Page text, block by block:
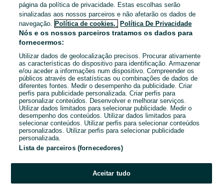
Continuar com o Google
OU
Email
Password
página da política de privacidade. Estas escolhas serão
sinalizadas aos nossos parceiros e não afetarão os dados de
navegação.
Política de cookies, Política De Privacidade
Nós e os nossos parceiros tratamos os dados para
fornecermos:
Utilizar dados de geolocalização precisos. Procurar ativamente
as características do dispositivo para identificação. Armazenar
e/ou aceder a informações num dispositivo. Compreender os
públicos através de estatísticas ou combinações de dados de
diferentes fontes. Medir o desempenho da publicidade. Criar
perfis para publicidade personalizada. Criar perfis para
personalizar conteúdos. Desenvolver e melhorar serviços.
Utilizar dados limitados para selecionar publicidade. Medir o
desempenho dos conteúdos. Utilizar dados limitados para
selecionar conteúdos. Utilizar perfis para selecionar conteúdos
personalizados. Utilizar perfis para selecionar publicidade
personalizada.
Lista de parceiros (fornecedores)
Aceitar tudo